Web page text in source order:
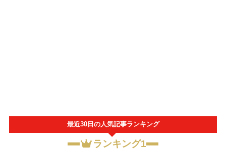
最近30日の人気記事ランキング
ランキング1